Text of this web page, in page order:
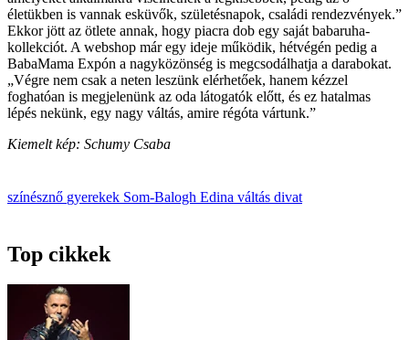
életükben is vannak esküvők, születésnapok, családi rendezvények.”
Ekkor jött az ötlete annak, hogy piacra dob egy saját babaruha-
kollekciót. A webshop már egy ideje működik, hétvégén pedig a
BabaMama Expón a nagyközönség is megcsodálhatja a darabokat.
„Végre nem csak a neten leszünk elérhetőek, hanem kézzel
foghatóan is megjelenünk az oda látogatók előtt, és ez hatalmas
lépés nekünk, egy nagy váltás, amire régóta vártunk.”
Kiemelt kép: Schumy Csaba
színésznő gyerekek Som-Balogh Edina váltás divat
Top cikkek